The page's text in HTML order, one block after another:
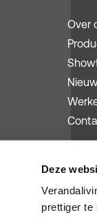
Deze
prettiger te
Over